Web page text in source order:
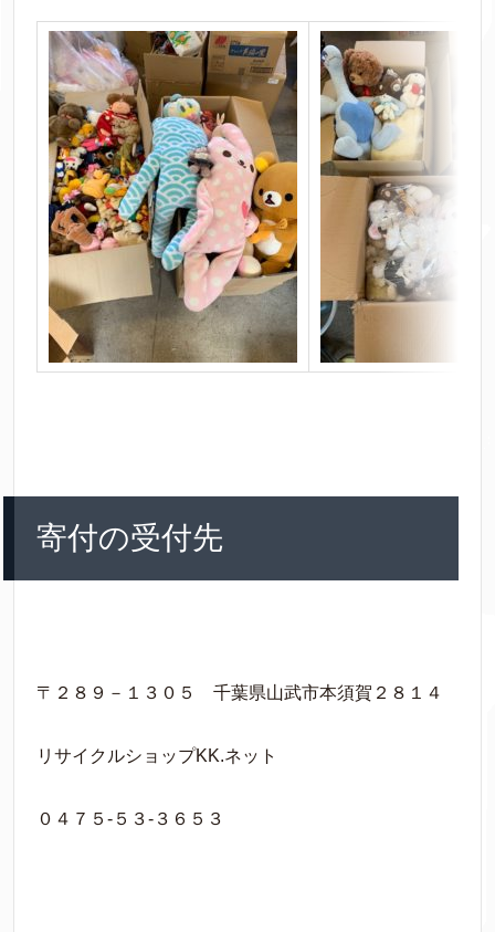
寄付の受付先
〒２８９－１３０５ 千葉県山武市本須賀２８１４
リサイクルショップKK.ネット
０４７５-５３-３６５３